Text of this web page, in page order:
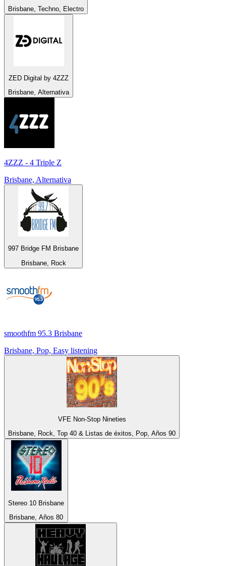
Brisbane, Techno, Electro
ZED Digital by 4ZZZ
Brisbane, Alternativa
4ZZZ - 4 Triple Z
Brisbane, Alternativa
997 Bridge FM Brisbane
Brisbane, Rock
smoothfm 95.3 Brisbane
Brisbane, Pop, Easy listening
VFE Non-Stop Nineties
Brisbane, Rock, Top 40 & Listas de éxitos, Pop, Años 90
Stereo 10 Brisbane
Brisbane, Años 80